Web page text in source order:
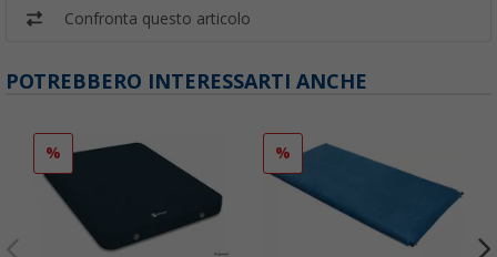
Confronta questo articolo
POTREBBERO INTERESSARTI ANCHE
% %